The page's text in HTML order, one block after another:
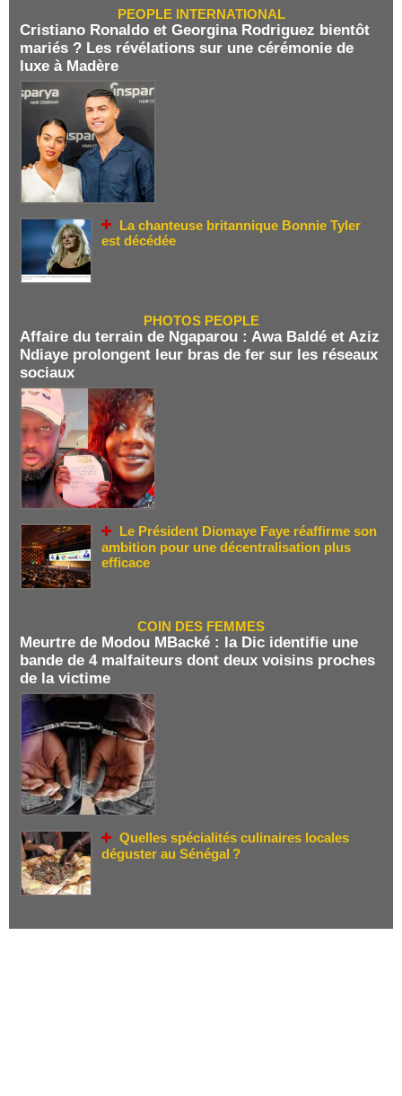
PEOPLE INTERNATIONAL
Cristiano Ronaldo et Georgina Rodriguez bientôt
mariés ? Les révélations sur une cérémonie de
luxe à Madère
La chanteuse britannique Bonnie Tyler
est décédée
PHOTOS PEOPLE
Affaire du terrain de Ngaparou : Awa Baldé et Aziz
Ndiaye prolongent leur bras de fer sur les réseaux
sociaux
Le Président Diomaye Faye réaffirme son
ambition pour une décentralisation plus
efficace
COIN DES FEMMES
Meurtre de Modou MBacké : la Dic identifie une
bande de 4 malfaiteurs dont deux voisins proches
de la victime
Quelles spécialités culinaires locales
déguster au Sénégal ?